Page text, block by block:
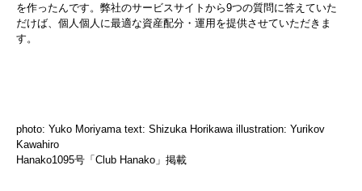
を作ったんです。弊社のサービスサイトから9つの質問に答えていた
だけば、個人個人に最適な資産配分・運用を提供させていただきま
す。
photo: Yuko Moriyama text: Shizuka Horikawa illustration: Yurikov
Kawahiro
Hanako1095号「Club Hanako」掲載